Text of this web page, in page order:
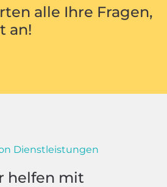
alle Ihre Fragen,
an!
Dienstleistungen
helfen mit